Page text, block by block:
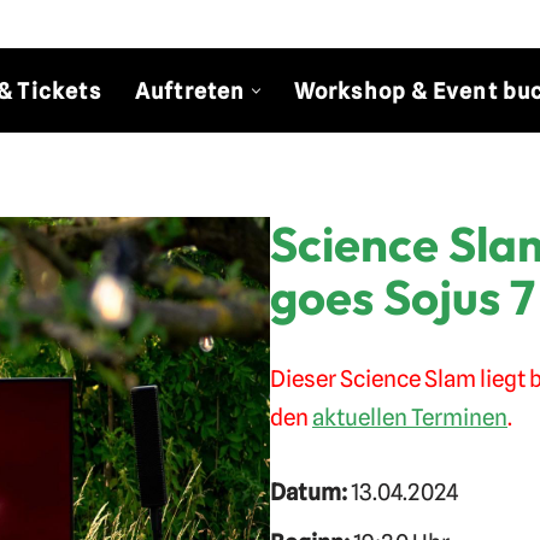
Tickets Auftreten Workshop & Event
Science
goes Sojus 7
Dieser Science Slam liegt
den aktuellen Terminen.
Datum:13.04.2024